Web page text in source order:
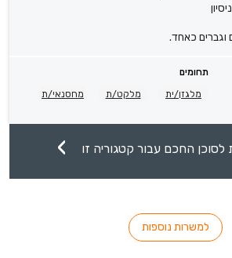
וגברים כאחד.
תחומים
מלגזן/ית מלקט/ת מחסנאי/ת
החכם עבור קטגוריה זו
למשרות נוספות